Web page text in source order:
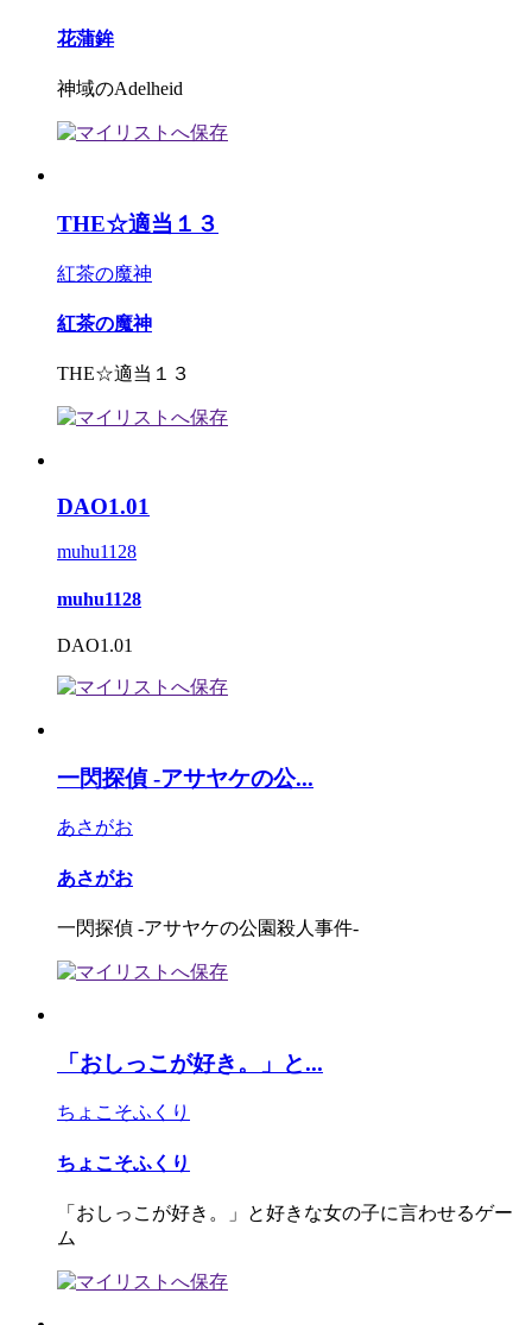
花蒲鉾
神域のAdelheid
THE☆適当１３
紅茶の魔神
紅茶の魔神
THE☆適当１３
DAO1.01
muhu1128
muhu1128
DAO1.01
一閃探偵 ‐アサヤケの公...
あさがお
あさがお
一閃探偵 ‐アサヤケの公園殺人事件‐
「おしっこが好き。」と...
ちょこそふくり
ちょこそふくり
「おしっこが好き。」と好きな女の子に言わせるゲー
ム